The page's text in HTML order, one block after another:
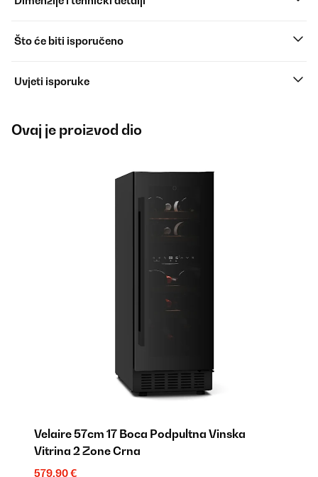
Što će biti isporučeno
Uvjeti isporuke
Ovaj je proizvod dio
Velaire 57cm 17 Boca Podpultna Vinska
Vitrina 2 Zone Crna
579,90 €